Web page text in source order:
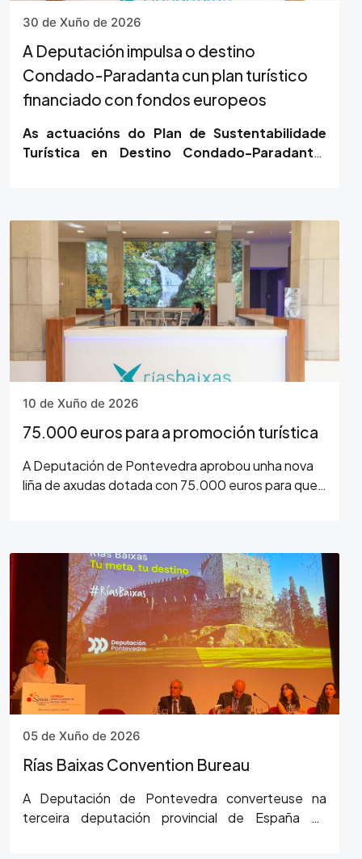
30 de Xuño de 2026
A Deputación impulsa o destino
Condado-Paradanta cun plan turístico
financiado con fondos europeos
As actuacións do Plan de Sustentabilidade
Turística en Destino Condado-Paradanta,
10 de Xuño de 2026
75.000 euros para a promoción turística
A Deputación de Pontevedra aprobou unha nova
liña de axudas dotada con 75.000 euros para que
05 de Xuño de 2026
Rías Baixas Convention Bureau
A Deputación de Pontevedra converteuse na
terceira deputación provincial de España en